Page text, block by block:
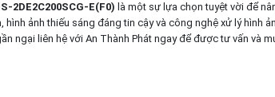
2DE2C200SCG-E(F0) là một sự lựa chọn tuyệt vời để
ảnh thiếu sáng đáng tin cậy và công nghệ xử lý hình
ngại liên hệ với An Thành Phát ngay để được tư vấn và